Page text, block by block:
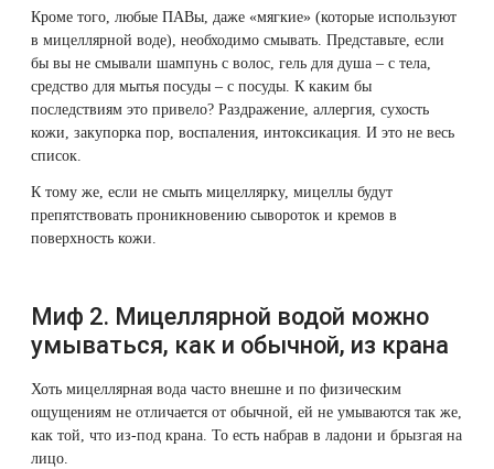
процедур
9. Задать
вопрос о
процедуре
10.
статьи
Кроме того, любые ПАВы, даже «мягкие» (которые используют
в мицеллярной воде), необходимо смывать. Представьте, если
бы вы не смывали шампунь с волос, гель для душа – с тела,
средство для мытья посуды – с посуды. К каким бы
последствиям это привело? Раздражение, аллергия, сухость
кожи, закупорка пор, воспаления, интоксикация. И это не весь
список.
К тому же, если не смыть мицеллярку, мицеллы будут
препятствовать проникновению сывороток и кремов в
поверхность кожи.
Миф 2. Мицеллярной водой можно
умываться, как и обычной, из крана
Хоть мицеллярная вода часто внешне и по физическим
ощущениям не отличается от обычной, ей не умываются так же,
как той, что из-под крана. То есть набрав в ладони и брызгая на
лицо.
Омоложение QOOLGLOW
QOOL- омоложение
Карбоновый пилинг
Лазерное лечение ринофимы
Интимное лазерное омоложение
Лазерная подтяжка кожи на бедрах и коленях
Купить сертификат
Купить абонемент